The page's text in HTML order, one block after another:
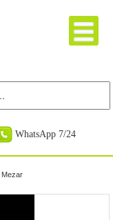
WhatsApp 7/24
Mezar